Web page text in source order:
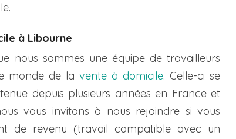
à Libourne
nous sommes une équipe de travailleurs
monde de la vente à domicile. Celle-ci se
depuis plusieurs années en France et
vous invitons à nous rejoindre si vous
de revenu (travail compatible avec un